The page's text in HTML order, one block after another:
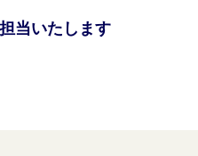
当いたします